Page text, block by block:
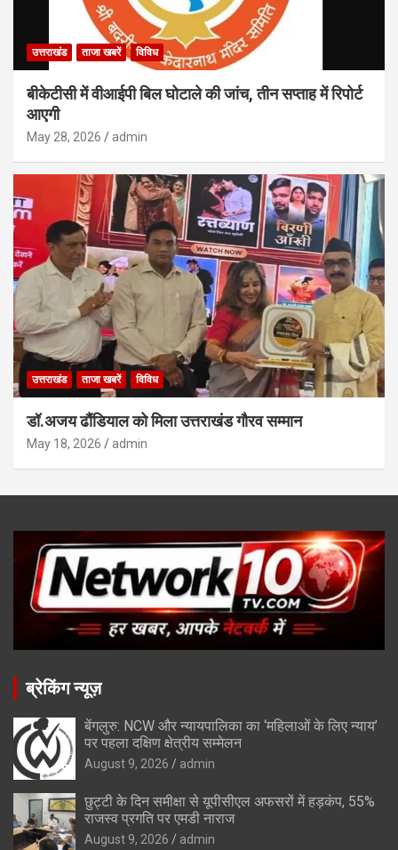
उत्तराखंड ताजा खबरें विविध
बीकेटीसी में वीआईपी बिल घोटाले की जांच, तीन सप्ताह में रिपोर्ट
आएगी
May 28, 2026 admin
उत्तराखंड ताजा खबरें विविध
डॉ.अजय ढौंडियाल को मिला उत्तराखंड गौरव सम्मान
May 18, 2026 admin
ब्रेकिंग न्यूज़
बेंगलुरु: NCW और न्यायपालिका का ‘महिलाओं के लिए न्याय’
पर पहला दक्षिण क्षेत्रीय सम्मेलन
August 9, 2026 admin
छुट्टी के दिन समीक्षा से यूपीसीएल अफसरों में हड़कंप, 55%
राजस्व प्रगति पर एमडी नाराज
August 9, 2026 admin